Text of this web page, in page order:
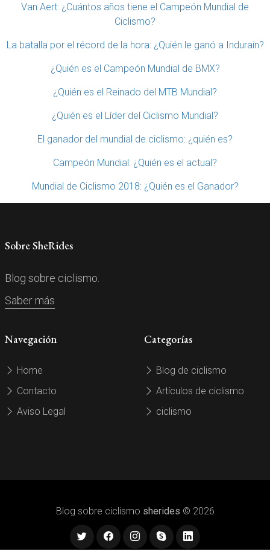
Van Aert: ¿Cuántos años tiene el Campeón Mundial de
Ciclismo?
La batalla por el récord de la hora: ¿Quién le ganó a Indurain?
¿Quién es el Campeón Mundial de BMX?
¿Quién es el Reinado del MTB Mundial?
¿Quién es el Líder del Ciclismo Mundial?
El ganador del mundial de ciclismo: ¿quién es?
Campeón Mundial: ¿Quién es el actual?
Mundial de Ciclismo 2018: ¿Quién es el Ganador?
Sobre SheRides
Blog sobre ciclismo.
Saber más
Navegación
Home
Contacto
Aviso Legal
Categorías
Blog de ciclismo
Artículos de ciclismo
ciclismo
Blog sobre ciclismo sherides © 2026